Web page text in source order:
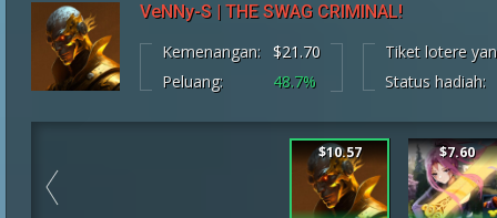
VeNNy-S | THE SWAG CRIMINAL!
Kemenangan: $21.70
Peluang:
48.7%
Tiket lotere
Status hadiah:
$10.57 $7.60